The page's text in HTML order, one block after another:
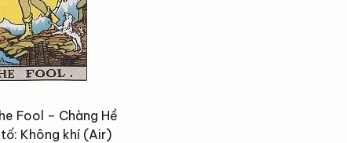
Fool – Chàng Hề
tố: Không khí (Air)